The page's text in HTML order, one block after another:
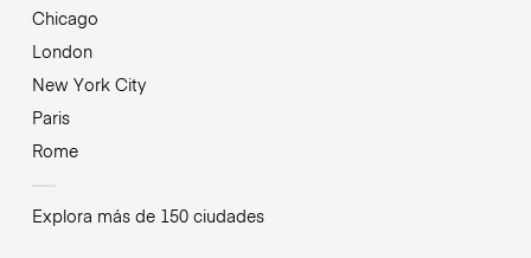
Chicago
London
New York City
Paris
Rome
Explora más de 150 ciudades